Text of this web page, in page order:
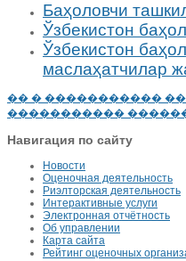
Баҳоловчи
Ўзбекистон
Ўзбекистон
маслаҳатчилар
�� � �����������
�����������
Навигация по сайту
Новости
Оценочная деятельность
Риэлторская деятельность
Интерактивные услуги
Электронная отчётность
Об управлении
Карта сайта
Рейтинг оценочных